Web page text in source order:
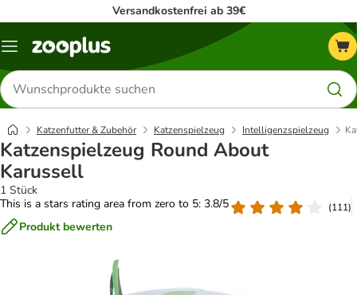
Versandkostenfrei ab 39€
Menü
Produkte
suchen
Katzenfutter & Zubehör Katzenspielzeug Intelligenzspielzeug
Katzenspielzeug Round About
Karussell
1 Stück
This is a stars rating area from zero to 5: 3.8/5
(111)
Produkt bewerten